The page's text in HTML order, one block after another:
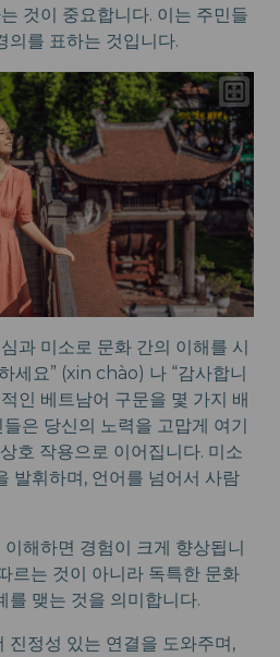
것이 중요합니다. 이는 주민들
의를 표하는 것입니다.
과 미소로 문화 간의 이해를 시
세요” (xin chào) 나 “감사합니
인 베트남어 구문을 몇 가지 배
은 당신의 노력을 고맙게 여기
호 작용으로 이어집니다. 미소
발휘하며, 언어를 넘어서 사람
해하면 경험이 크게 향상됩니
르는 것이 아니라 독특한 문화
를 맺는 것을 의미합니다.
진정성 있는 연결을 도와주며,